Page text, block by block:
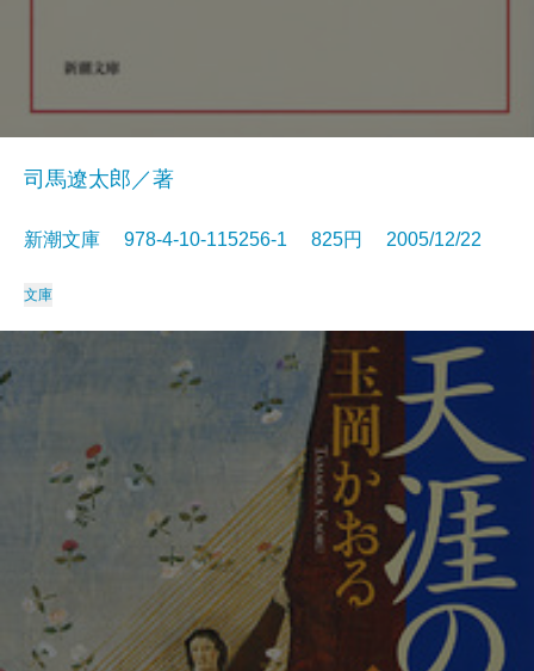
司馬遼太郎／著
新潮文庫 978-4-10-115256-1 825円 2005/12/22
文庫